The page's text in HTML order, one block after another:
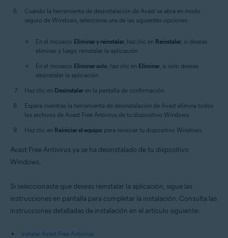
Cuando la herramienta de desinstalación de Avast se abra en modo
seguro de Windows, selecciona una de las siguientes opciones:
En el mosaico Eliminar y reinstalar , haz clic en Reinstalar , si deseas
eliminar y luego reinstalar la aplicación.
En el mosaico Eliminar solo , haz clic en Eliminar , si solo deseas
desinstalar la aplicación.
Haz clic en Desinstalar en la pantalla de confirmación.
Espera mientras la herramienta de desinstalación de Avast elimina todos
los archivos de Avast Free Antivirus de tu dispositivo Windows.
Haz clic en Reiniciar el equipo para reiniciar tu dispositivo Windows.
Avast Free Antivirus ya se ha desinstalado de tu dispositivo
Windows.
Si seleccionaste que deseas reinstalar la aplicación, sigue las
instrucciones en pantalla para completar la instalación. Consulta las
instrucciones detalladas de instalación en el artículo siguiente:
Instalar Avast Free Antivirus